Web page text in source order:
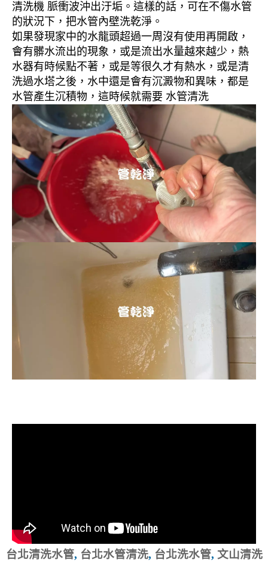
清洗機 脈衝波沖出汙垢。這樣的話，可在不傷水管
的狀況下，把水管內壁洗乾淨。
如果發現家中的水龍頭超過一周沒有使用再開啟，
會有髒水流出的現象，或是流出水量越來越少，熱
水器有時候點不著，或是等很久才有熱水，或是清
洗過水塔之後，水中還是會有沉澱物和異味，都是
水管產生沉積物，這時候就需要 水管清洗
台北清洗水管, 台北水管清洗, 台北洗水管, 文山清洗